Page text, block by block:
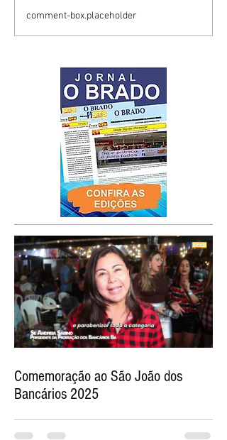
comment-box.placeholder
Comemoração ao São João dos
Bancários 2025